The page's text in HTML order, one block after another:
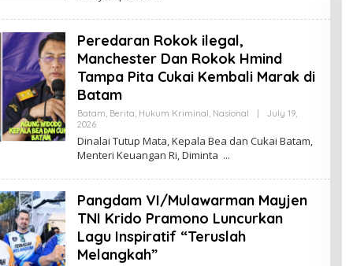
Peredaran Rokok ilegal,
Manchester Dan Rokok Hmind
Tampa Pita Cukai Kembali Marak di
Batam
Batam Berita Hukum Kriminal Nasional |
July 19,
2026B
Y
T
A
E
M
A
N
Dinalai Tutup Mata, Kepala Bea dan Cukai Batam,
Menteri Keuangan Ri, Diminta
Pangdam VI/Mulawarman Mayjen
TNI Krido Pramono Luncurkan
Lagu Inspiratif “Teruslah
Melangkah”